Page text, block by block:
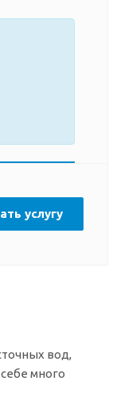
услугу
вод,
много